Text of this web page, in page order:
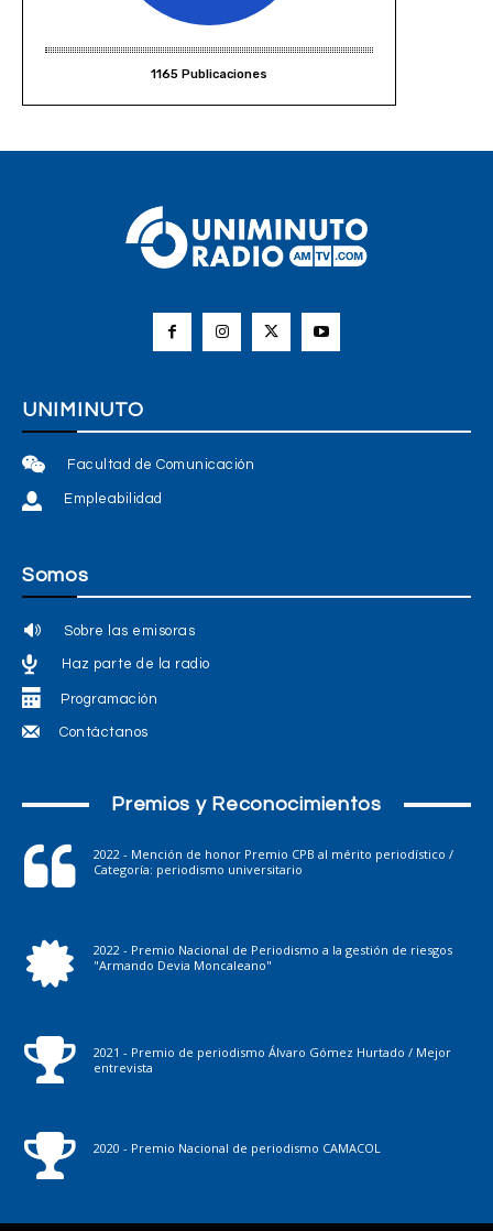
1165 Publicaciones
UNIMINUTO
Facultad de Comunicación
Empleabilidad
Somos
Sobre las emisoras
Haz parte de la radio
Programación
Contáctanos
Premios y Reconocimientos
2022 - Mención de honor Premio CPB al mérito periodístico /
Categoría: periodismo universitario
2022 - Premio Nacional de Periodismo a la gestión de riesgos
"Armando Devia Moncaleano"
2021 - Premio de periodismo Álvaro Gómez Hurtado / Mejor
entrevista
2020 - Premio Nacional de periodismo CAMACOL